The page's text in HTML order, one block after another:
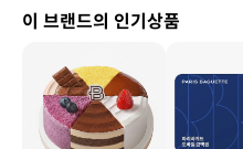
이 브랜드의 인기상품